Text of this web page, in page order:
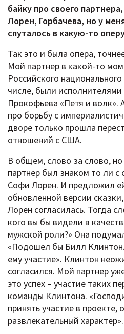
байку про своего
Лорен, Горбачева, но у
спуталось в какую-то
Так это и была опера,
Мой партнер в какой-то
Российского
числе, были
Прокофьева «Петя и волк».
про борьбу с
дворе только прошла
отношений с США.
В общем, слово за слово,
партнер был знаком то ли с
Софи Лорен. И предложил
обновленной версии
Лорен согласилась. Тогда
кого вы бы видели в
мужской роли?» Она
«Подошел бы Билл
ему участие». Клинтон
согласился. Мой партнер
это успех – участие таких
команды Клинтона.
принять участие в проекте,
развлекательный характер».